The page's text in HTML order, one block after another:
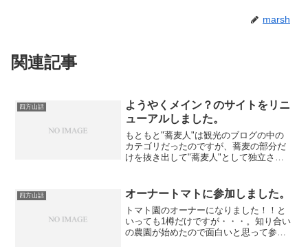
marsh
関連記事
四方山話
ようやくメイン？のサイトをリニ
ューアルしました。
もともと"蕎麦人"は観光のブログの中の
カテゴリだったのですが、蕎麦の部分だ
けを抜き出して"蕎麦人"として独立させ
イト名も変えてリニューアルです！
四方山話 オーナートマトに参加しました。
トマト園のオーナーになりました！！と
いっても1樽だけですが・・・。知り合い
の農園が始めたので面白いと思って参加